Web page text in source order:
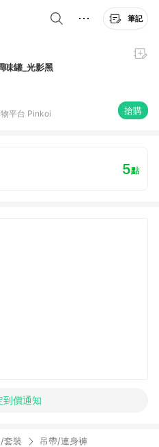
筆記
味罐_光影黑
平台 Pinkoi 搶購
5點
到價通知
套裝 吊帶/連身褲